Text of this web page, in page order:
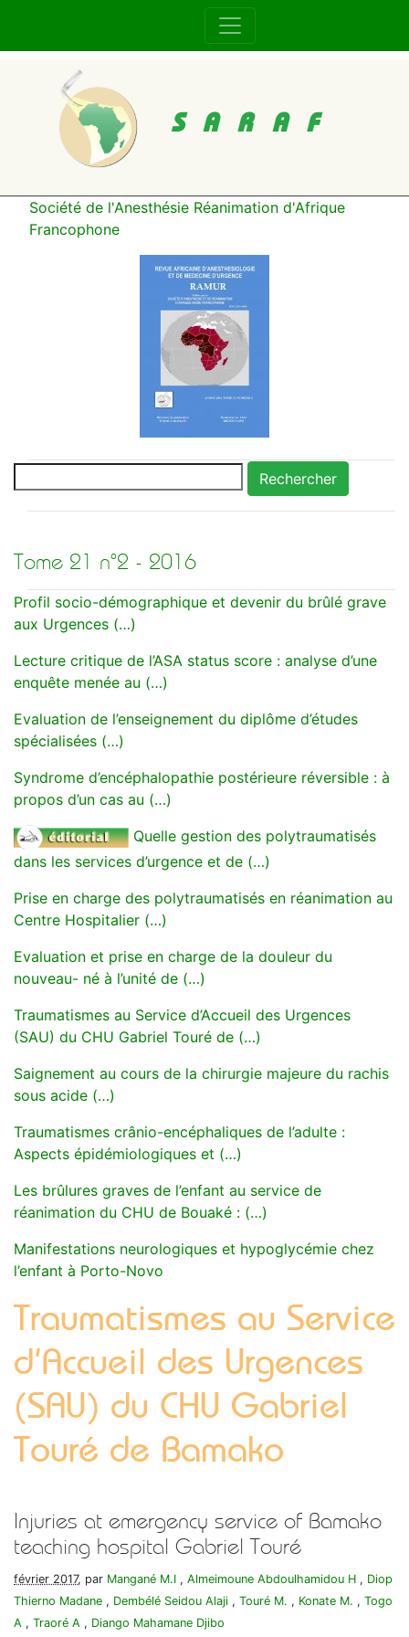
SARAF
Société de l'Anesthésie Réanimation d'Afrique
Francophone
Rechercher
Tome 21 n°2 - 2016
Profil socio-démographique et devenir du brûlé grave
aux Urgences (…)
Lecture critique de l’ASA status score : analyse d’une
enquête menée au (…)
Evaluation de l’enseignement du diplôme d’études
spécialisées (…)
Syndrome d’encéphalopathie postérieure réversible : à
propos d’un cas au (…)
Quelle gestion des polytraumatisés
dans les services d’urgence et de (…)
Prise en charge des polytraumatisés en réanimation au
Centre Hospitalier (…)
Evaluation et prise en charge de la douleur du
nouveau- né à l’unité de (…)
Traumatismes au Service d’Accueil des Urgences
(SAU) du CHU Gabriel Touré de (…)
Saignement au cours de la chirurgie majeure du rachis
sous acide (…)
Traumatismes crânio-encéphaliques de l’adulte :
Aspects épidémiologiques et (…)
Les brûlures graves de l’enfant au service de
réanimation du CHU de Bouaké : (…)
Manifestations neurologiques et hypoglycémie chez
l’enfant à Porto-Novo
Traumatismes au Service
d’Accueil des Urgences
(SAU) du CHU Gabriel
Touré de Bamako
Injuries at emergency service of Bamako
teaching hospital Gabriel Touré
février 2017, par Mangané M.I , Almeimoune Abdoulhamidou H , Diop
Thierno Madane , Dembélé Seidou Alaji , Touré M. , Konate M. , Togo
A , Traoré A , Diango Mahamane Djibo